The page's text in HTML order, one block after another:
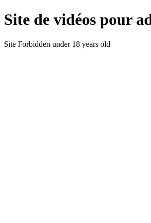
Site de vidéos pour
Site Forbidden under 18 years old